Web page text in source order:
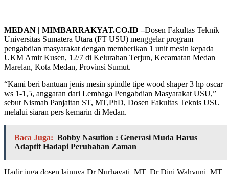
MEDAN | MIMBARRAKYAT.CO.ID –Dosen Fakultas Teknik
Universitas Sumatera Utara (FT USU) menggelar program
pengabdian masyarakat dengan memberikan 1 unit mesin kepada
UKM Amir Kusen, 12/7 di Kelurahan Terjun, Kecamatan Medan
Marelan, Kota Medan, Provinsi Sumut.
“Kami beri bantuan jenis mesin spindle tipe wood shaper 3 hp oscar
ws 1-1,5, anggaran dari Lembaga Pengabdian Masyarakat USU,”
sebut Nismah Panjaitan ST, MT,PhD, Dosen Fakultas Teknis USU
melalui siaran pers kemarin di Medan.
Baca Juga: Bobby Nasution : Generasi Muda Harus
Adaptif Hadapi Perubahan Zaman
Hadir juga dosen lainnya Dr Nurhayati, MT, Dr Dini Wahyuni, MT